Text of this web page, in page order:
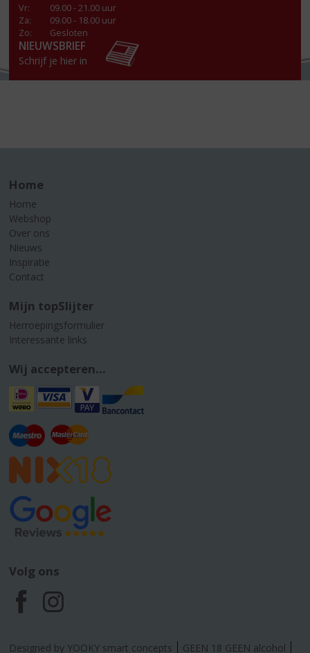
Vr:
09.00 - 21.00 uur
Za:
09.00 - 18.00 uur
Zo:
Gesloten
NIEUWSBRIEF
Schrijf je hier in
Home
Home
Webshop
Over ons
Nieuws
Inspiratie
Contact
Mijn topSlijter
Herroepingsformulier
Interessante links
Wij accepteren...
Volg ons
F
a
I
n
Designed by YOOKY smart concepts GEEN 18 GEEN alcohol